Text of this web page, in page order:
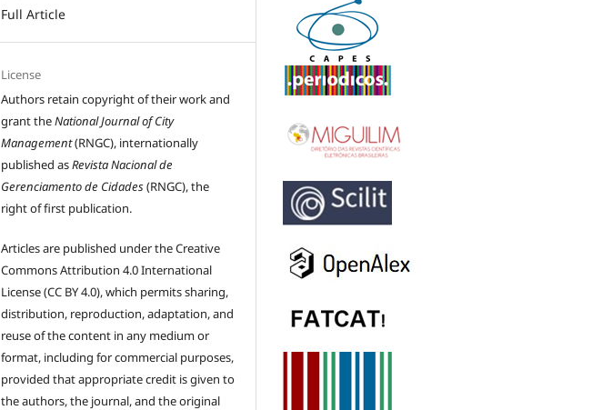
Full Article
License
Authors retain copyright of their work and
grant theNational Journal of City
Management(RNGC), internationally
published asRevista Nacional de
Gerenciamento de Cidades(RNGC), the
right of first publication.
Articles are published under the Creative
Commons Attribution 4.0 International
License (CC BY 4.0), which permits sharing,
distribution, reproduction, adaptation, and
reuse of the content in any medium or
format, including for commercial purposes,
provided that appropriate credit is given to
the authors, the journal, and the original